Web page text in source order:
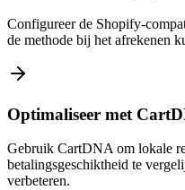
Configureer de Shopify-
de methode bij het afrekenen
Optimaliseer met
Gebruik CartDNA om lokale
betalingsgeschiktheid te
verbeteren.